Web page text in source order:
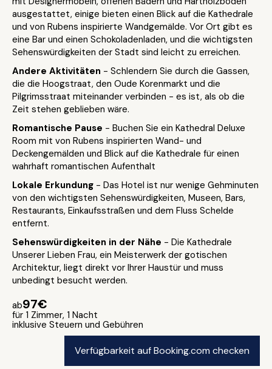
ausgestattet, einige bieten einen Blick auf die Kathedrale
und von Rubens inspirierte Wandgemälde. Vor Ort gibt es
eine Bar und einen Schokoladenladen, und die wichtigsten
Sehenswürdigkeiten der Stadt sind leicht zu erreichen.
Andere Aktivitäten - Schlendern Sie durch die Gassen,
die die Hoogstraat, den Oude Korenmarkt und die
Pilgrimsstraat miteinander verbinden - es ist, als ob die
Zeit stehen geblieben wäre.
Romantische Pause - Buchen Sie ein Kathedral Deluxe
Room mit von Rubens inspirierten Wand- und
Deckengemälden und Blick auf die Kathedrale für einen
wahrhaft romantischen Aufenthalt
Lokale Erkundung - Das Hotel ist nur wenige Gehminuten
von den wichtigsten Sehenswürdigkeiten, Museen, Bars,
Restaurants, Einkaufsstraßen und dem Fluss Schelde
entfernt.
Sehenswürdigkeiten in der Nähe - Die Kathedrale
Unserer Lieben Frau, ein Meisterwerk der gotischen
Architektur, liegt direkt vor Ihrer Haustür und muss
unbedingt besucht werden.
ab97€
für 1 Zimmer, 1 Nacht
inklusive Steuern und Gebühren
Verfügbarkeit auf Booking.com checken